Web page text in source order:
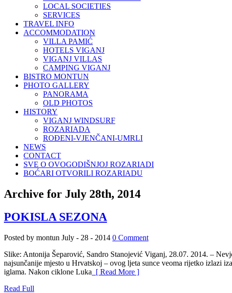
LOCAL SOCIETIES
SERVICES
TRAVEL INFO
ACCOMMODATION
VILLA PAMIĆ
HOTELS VIGANJ
VIGANJ VILLAS
CAMPING VIGANJ
BISTRO MONTUN
PHOTO GALLERY
PANORAMA
OLD PHOTOS
HISTORY
VIGANJ WINDSURF
ROZARIADA
ROĐENI-VJENČANI-UMRLI
NEWS
CONTACT
SVE O OVOGODIŠNJOJ ROZARIADI
BOĆARI OTVORILI ROZARIADU
Archive for July 28th, 2014
POKISLA SEZONA
Posted by montun July - 28 - 2014 0 Comment
Slike: Antonija Šeparović, Sandro Stanojević Viganj, 28.07. 2014. –
najsunčanije mjesto u Hrvatskoj – ovog ljeta sunce veoma rijetko izlazi
iglama. Nakon ciklone Luka [ Read More ]
Read Full